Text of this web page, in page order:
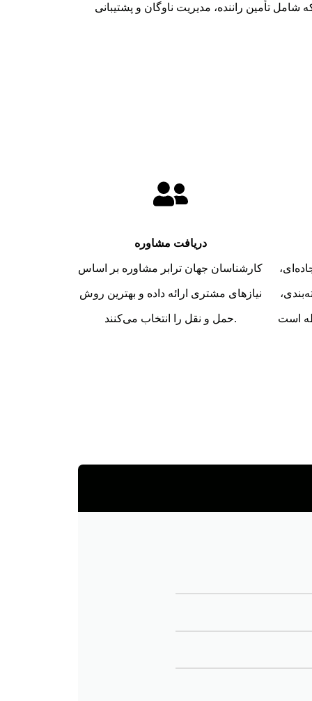
تأمین راننده، مدیریت ناوگان و پشتیبانی
دریافت مشاوره
کارشناسان جهان ترابر مشاوره بر اساس
نیازهای مشتری ارائه داده و بهترین روش
حمل و نقل را انتخاب می‌کنند.